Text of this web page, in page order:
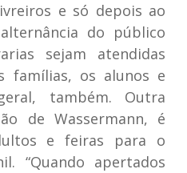
e só depois ao
do público
sejam atendidas
famílias, os alunos e
também. Outra
de Wassermann, é
e feiras para o
“Quando apertados